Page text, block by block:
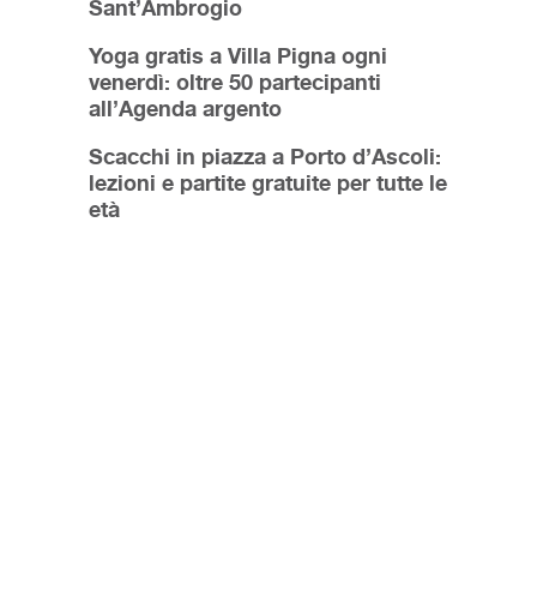
Sant’Ambrogio
Yoga gratis a Villa Pigna ogni
venerdì: oltre 50 partecipanti
all’Agenda argento
Scacchi in piazza a Porto d’Ascoli:
lezioni e partite gratuite per tutte le
età